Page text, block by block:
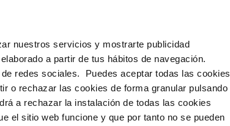
nuestros servicios y mostrarte publicidad
a partir de tus hábitos de navegación.
redes sociales. Puedes aceptar todas las cookies
o rechazar las cookies de forma granular pulsando
a rechazar la instalación de todas las cookies
el sitio web funcione y que por tanto no se pueden
I SUBVENCIONS NORMATIVA APLICABLE